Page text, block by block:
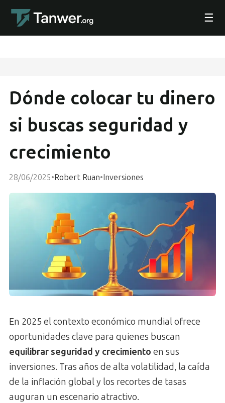
☰
Dónde colocar tu dinero
si buscas seguridad y
crecimiento
28/06/2025•Robert Ruan•Inversiones
En 2025 el contexto económico mundial ofrece
oportunidades clave para quienes buscan
equilibrar seguridad y crecimiento en sus
inversiones. Tras años de alta volatilidad, la caída
de la inflación global y los recortes de tasas
auguran un escenario atractivo.